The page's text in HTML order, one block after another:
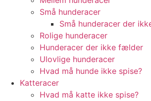
Små hunderacer
Små hunderacer der
Rolige hunderacer
Hunderacer der ikke fælder
Ulovlige hunderacer
Hvad må hunde ikke spise?
Katteracer
Hvad må katte ikke spise?